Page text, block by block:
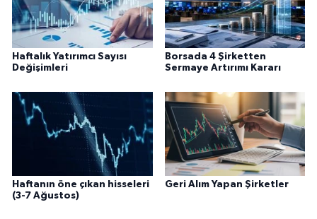
Haftalık Yatırımcı Sayısı
Değişimleri
Borsada 4 Şirketten
Sermaye Artırımı Kararı
Haftanın öne çıkan hisseleri
(3-7 Ağustos)
Geri Alım Yapan Şirketler